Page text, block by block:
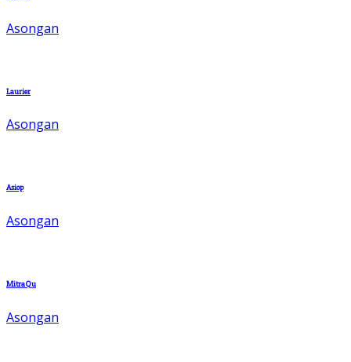
Asongan
Laurier
Asongan
Asiop
Asongan
MitraQu
Asongan